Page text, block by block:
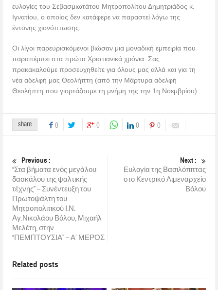
ευλογίες του Σεβασμιωτάτου Μητροπολίτου Δημητριάδος κ.
Ιγνατίου, ο οποίος δεν κατάφερε να παραστεί λόγω της
έντονης χιονόπτωσης.
Οι λίγοι παρευρισκόμενοι βιώσαν μια μοναδική εμπειρία που
παραπέμπει στα πρώτα Χριστιανικά χρόνια. Σας
πρακακαλούμε προσευχηθείτε για όλους μας αλλά και για τη
νέα αδελφή μας Θεολήπτη (από την Μάρτυρα αδελφή
Θεολήπτη που γιορτάζουμε τη μνήμη της την 1η Νοεμβρίου).
share 0 0 0 0
Previous :
“Στα βήματα ενός μεγάλου
δασκάλου της ψαλτικής
τέχνης” – Συνέντευξη του
Πρωτοψάλτη του
Μητροπολιτικού Ι.Ν.
Αγ.Νικολάου Βόλου, Μιχαήλ
Μελέτη, στην
“ΠΕΜΠΤΟΥΣΙΑ” – Α’ ΜΕΡΟΣ
Next :
Ευλογία της Βασιλόπιττας
στο Κεντρικό Λιμεναρχείο
Βόλου
Related posts